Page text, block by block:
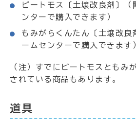
ピートモス〔土壌改良剤〕（
ンターで購入できます）
もみがらくんたん〔土壌改良
ームセンターで購入できます
（注）すでにピートモスともみ
されている商品もあります。
道具